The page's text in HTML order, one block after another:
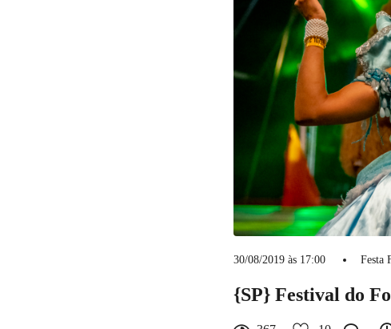
30/08/2019 às 17:00 Festa
{SP} Festival do